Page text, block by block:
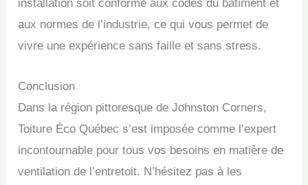
installation soit conforme aux codes du bâtiment et
aux normes de l’industrie, ce qui vous permet de
vivre une expérience sans faille et sans stress.
Conclusion
Dans la région pittoresque de Johnston Corners,
Toiture Éco Québec s’est imposée comme l’expert
incontournable pour tous vos besoins en matière de
ventilation de l’entretoit. N’hésitez pas à les